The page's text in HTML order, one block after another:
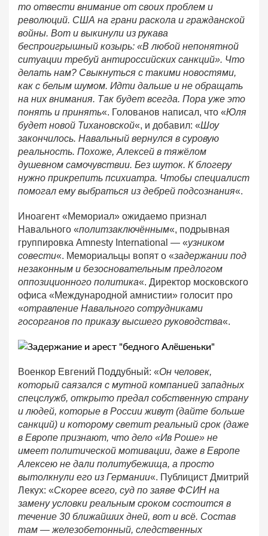
то отвести внимание от своих проблем и
революций. США на грани раскола и гражданской
войны. Вот и выкинули из рукава
беспроигрышный козырь: «В любой непонятной
ситуации требуй антироссийских санкций». Что
делать нам? Свыкнуться с такими новостями,
как с белым шумом. Идти дальше и не обращать
на них внимания. Так будет всегда. Пора уже это
понять и принять«. Голованов написал, что «Юля
будет новой Тихановской«, и добавил: «Шоу
закончилось. Навальный вернулся в суровую
реальность. Похоже, Алексей в тяжёлом
душевном самочувствии. Без шуток. К блогеру
нужно прикрепить психиатра. Чтобы специалист
помогал ему выбраться из дебрей подсознания«.
Иноагент «Мемориал» ожидаемо признал
Навального «политзаключённым«, подрывная
группировка Amnesty International — «узником
совести«. Мемориальцы вопят о «задержании под
незаконным и безосновательным предлогом
оппозиционного политика«. Директор московского
офиса «Международной амнистии» голосит про
«отравление Навального сотрудниками
госорганов по приказу высшего руководства«.
Военкор Евгений Поддубный: «Он человек,
который саязался с мутной компанией западных
спецслужб, открыто предал собственную страну
и людей, которые в России живут (дайте больше
санкций) и которому светит реальный срок (даже
в Европе признают, что дело «Ив Роше» не
имеет политической мотивации, даже в Европе
Алексею не дали политубежища, а просто
вытолкнули его из Германии«. Публицист Дмитрий
Лекух: «Скорее всего, суд по заяве ФСИН на
замену условки реальным сроком состоится в
течение 30 ближайших дней, вот и всё. Состав
там — железобетонный, следственных